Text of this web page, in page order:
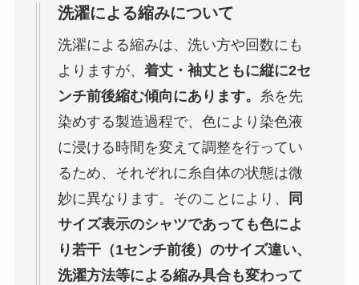
洗濯による縮みについて
洗濯による縮みは、洗い方や回数にも
よりますが、 着丈・袖丈ともに縦に2セ
ンチ前後縮む傾向にあります。
糸を先
染めする製造過程で、色により染色液
に浸ける時間を変えて調整を行ってい
るため、それぞれに糸自体の状態は微
妙に異なります。そのことにより、
同
サイズ表示のシャツであっても色によ
り若干（1センチ前後）のサイズ違い、
洗濯方法等による縮み具合も変わって